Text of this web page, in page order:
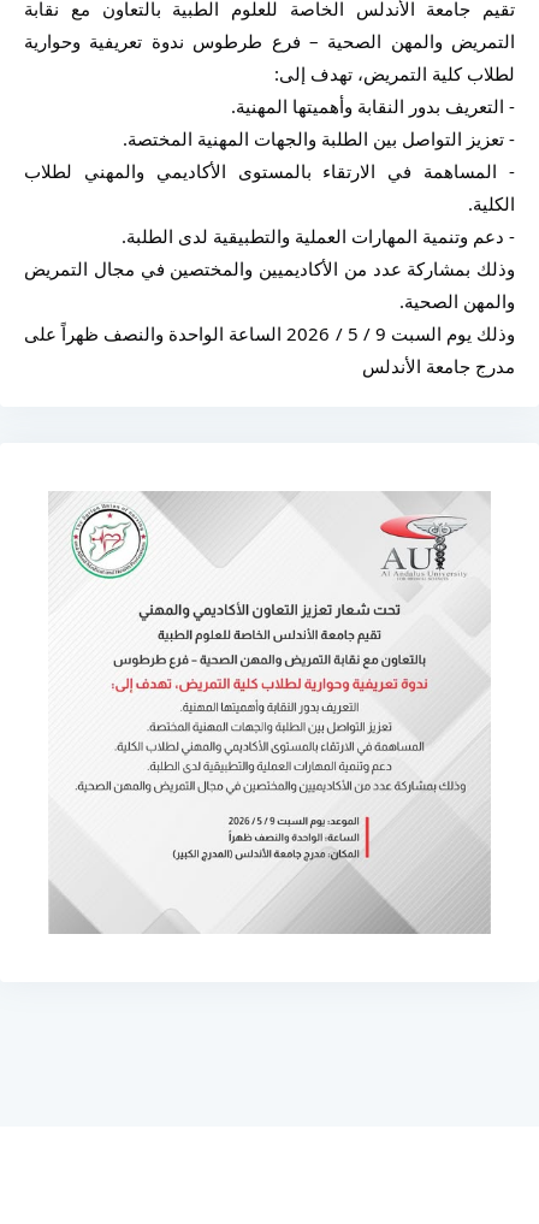
لطلاب كلية التمريض، تهدف إلى:
- التعريف بدور النقابة وأهميتها المهنية.
- تعزيز التواصل بين الطلبة والجهات المهنية المختصة.
الكلية.
- دعم وتنمية المهارات العملية والتطبيقية لدى الطلبة.
والمهن الصحية.
مدرج جامعة الأندلس